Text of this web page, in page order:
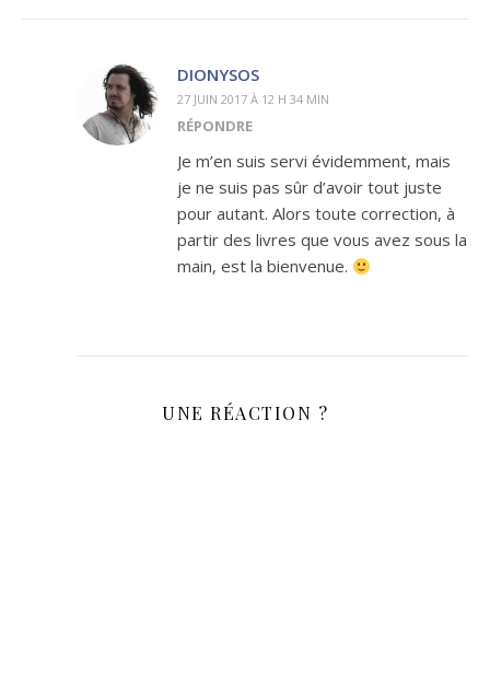
DIONYSOS
27 JUIN 2017 À 12 H 34 MIN
RÉPONDRE
Je m’en suis servi évidemment, mais
je ne suis pas sûr d’avoir tout juste
pour autant. Alors toute correction, à
partir des livres que vous avez sous la
main, est la bienvenue.
UNE RÉACTION ?